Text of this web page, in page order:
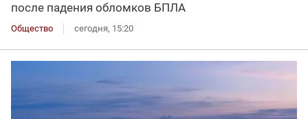
после падения обломков БПЛА
Общество сегодня, 15:20